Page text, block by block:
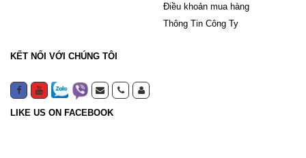
Điều khoản mua hàng
Thông Tin Công Ty
KẾT NỐI VỚI CHÚNG TÔI
LIKE US ON FACEBOOK